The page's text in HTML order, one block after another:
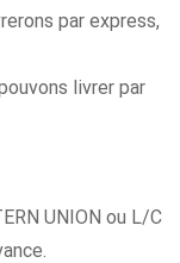
par express,
livrer par
UNION ou L/C